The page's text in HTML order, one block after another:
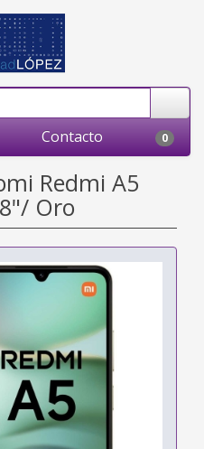
Contacto 0
Redmi A5
Oro